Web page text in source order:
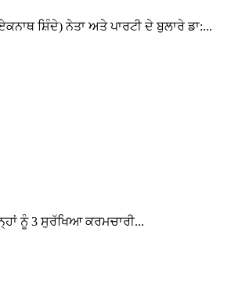
ਸ਼ਿੰਦੇ) ਨੇਤਾ ਅਤੇ ਪਾਰਟੀ ਦੇ ਬੁਲਾਰੇ ਡਾ:...
ਨੂੰ 3 ਸੁਰੱਖਿਆ ਕਰਮਚਾਰੀ...